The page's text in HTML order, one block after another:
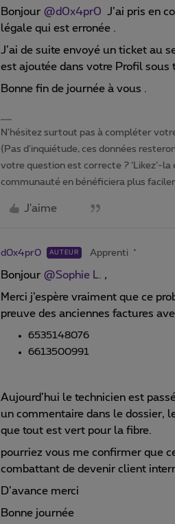
Bonjour @d0x4pr0 J’ai pris en
légale qui est erronée .
J’ai de suite envoyé un ticket au
est ajoutée dans votre Profil sous
Bonne fin de journée à vous .
N'hésitez surtout pas à compléter
(Pas d'inquiétude, ces données
votre question est correcte ? ‘Likez’-la
communauté en bénéficiera plus
J'aime
d0x4pr0 AUTEUR Apprenti
Bonjour @Sophie L.
,
Merci j’espère vraiment que ce
preuve des anciennes factures
6535148076
6613500991
Aujourd’hui le technicien est
un commentaire dans le dossier,
que tout est vert pour la fibre.
pourriez vous me confirmer que
combattant de devenir client
D’avance merci
Bonne journée